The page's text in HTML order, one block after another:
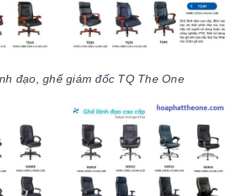
đạo, ghế giám đốc TQ The One